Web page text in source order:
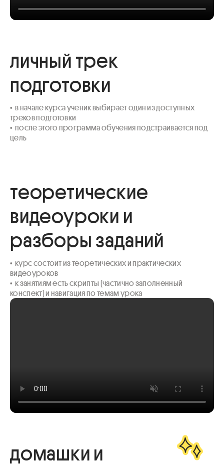
личный трек
подготовки
•  в начале курса ученик выбирает один из доступных
треков подготовки
•  после этого программа обучения подстраивается под
цель
теоретические
видеоуроки и
разборы заданий
•  курс состоит из теоретических и практических
видеоуроков
•  к занятиям есть скрипты (частично заполненный
конспект) и навигация по темам урока
домашки и